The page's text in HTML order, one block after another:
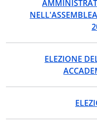
ELEZIONE